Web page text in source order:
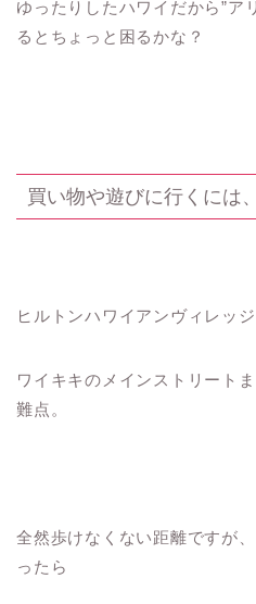
ゆったりしたハワイだから”ア
るとちょっと困るかな？
買い物や遊びに行くには
ヒルトンハワイアンヴィレッ
ワイキキのメインストリート
難点。
全然歩けなくない距離ですが
ったら